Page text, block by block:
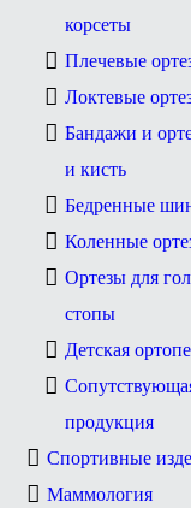
корсеты
Плечевые
Локтевые
Бандажи и
и кисть
Бедренные
Коленные
Ортезы для
стопы
Детская
продукция
Спортивные
Маммология